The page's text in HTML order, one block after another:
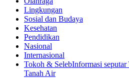
Lingkungan
Sosial dan Budaya
Kesehatan
Pendidikan
Nasional
Internasional
Tokoh & SelebInformasi
Tanah Air